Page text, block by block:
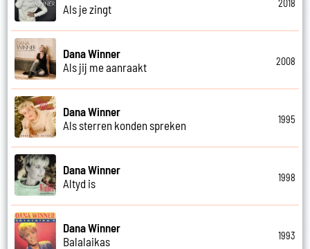
Als je zingt
2018
Dana Winner
Als jij me aanraakt
2008
Dana Winner
Als sterren konden spreken
1995
Dana Winner
Altyd is
1998
Dana Winner
Balalaikas
1993